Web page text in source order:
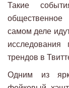
Такие
самом деле
трендов в
Одним из